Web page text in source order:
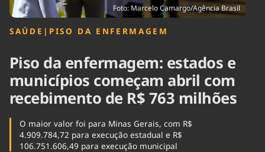
Foto: Marcelo Camargo/Agência Brasil
SAÚDE | PISO DA ENFERMAGEM
Piso da enfermagem: estados e
municípios começam abril com
recebimento de R$ 763 milhões
O maior valor foi para Minas Gerais, com R$
4.909.784,72 para execução estadual e R$
106.751.606,49 para execução municipal